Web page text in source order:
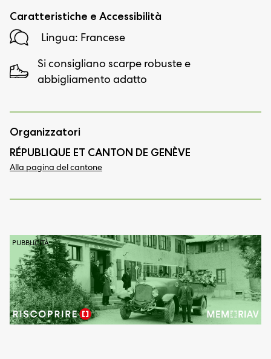
Caratteristiche e Accessibilità
Lingua: Francese
Si consigliano scarpe robuste e
abbigliamento adatto
Organizzatori
RÉPUBLIQUE ET CANTON DE GENÈVE
Alla pagina del cantone
PUBBLICITÀ